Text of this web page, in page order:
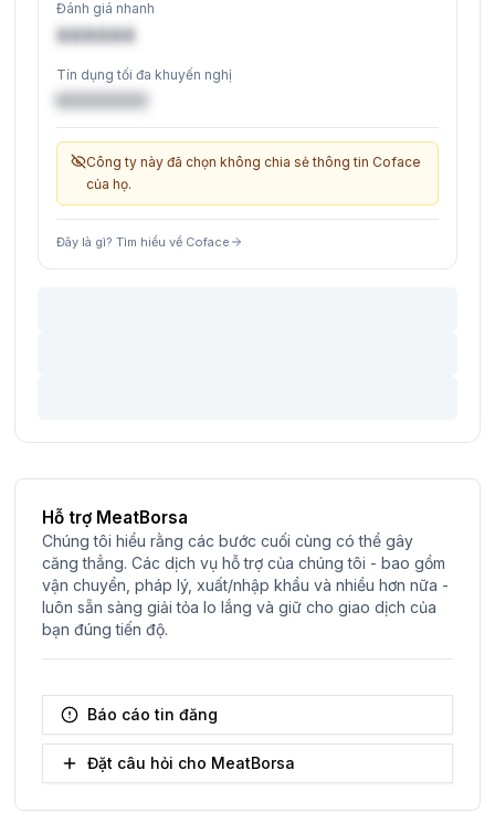
Đánh giá nhanh
XXXXXX
Tín dụng tối đa khuyến nghị
€XXXXXX
Công ty này đã chọn không chia sẻ thông tin Coface
của họ.
Đây là gì? Tìm hiểu về Coface
Hỗ trợ MeatBorsa
Chúng tôi hiểu rằng các bước cuối cùng có thể gây
căng thẳng. Các dịch vụ hỗ trợ của chúng tôi - bao gồm
vận chuyển, pháp lý, xuất/nhập khẩu và nhiều hơn nữa -
luôn sẵn sàng giải tỏa lo lắng và giữ cho giao dịch của
bạn đúng tiến độ.
Báo cáo tin đăng
Đặt câu hỏi cho MeatBorsa